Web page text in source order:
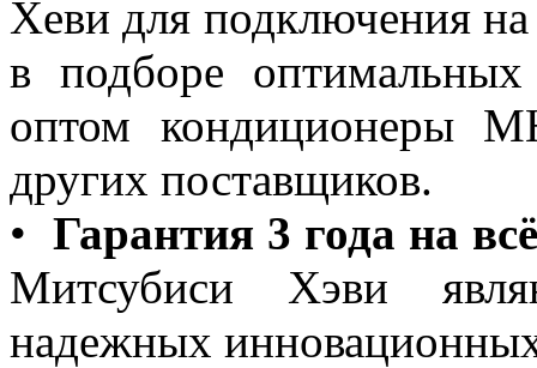
Хеви для подключения
в подборе
оптом кондиционеры
других поставщиков.
• Гарантия 3 года на
Митсубиси Хэви
надежных